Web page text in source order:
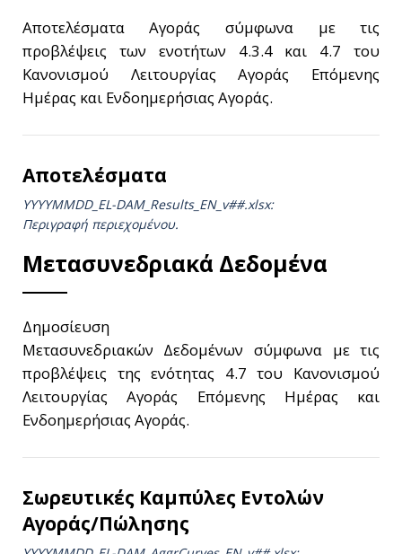
Αποτελέσματα Αγοράς σύμφωνα με τις
προβλέψεις των ενοτήτων 4.3.4 και 4.7 του
Κανονισμού Λειτουργίας Αγοράς Επόμενης
Ημέρας και Ενδοημερήσιας Αγοράς.
Αποτελέσματα
YYYYMMDD_EL-DAM_Results_ΕΝ_v##.xlsx:
Περιγραφή περιεχομένου.
Μετασυνεδριακά Δεδομένα
Δημοσίευση
Μετασυνεδριακών Δεδομένων σύμφωνα με τις
προβλέψεις της ενότητας 4.7 του Κανονισμού
Λειτουργίας Αγοράς Επόμενης Ημέρας και
Ενδοημερήσιας Αγοράς.
Σωρευτικές Καμπύλες Εντολών
Αγοράς/Πώλησης